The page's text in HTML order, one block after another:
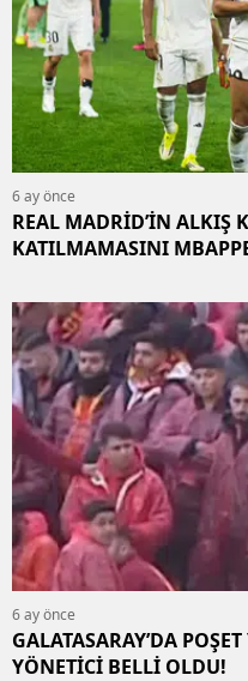
6 ay önce
REAL MADRİD’İN ALKIŞ
KATILMAMASINI
6 ay önce
GALATASARAY’DA
YÖNETİCİ BELLİ OLDU!